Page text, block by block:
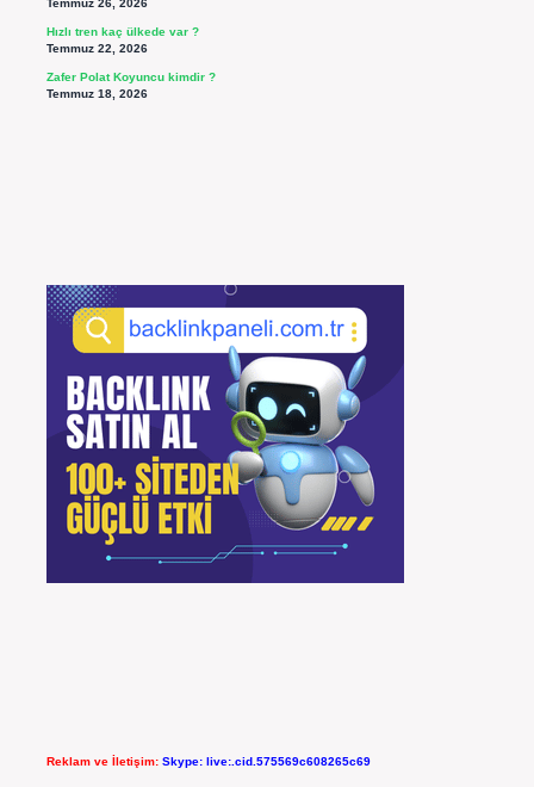
Temmuz 26, 2026
Hızlı tren kaç ülkede var ?
Temmuz 22, 2026
Zafer Polat Koyuncu kimdir ?
Temmuz 18, 2026
Reklam ve İletişim: Skype: live:.cid.575569c608265c69